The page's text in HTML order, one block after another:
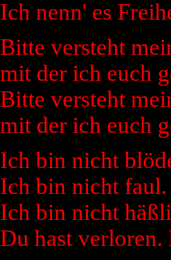
Ich nenn' es
Bitte versteht
mit der ich euch
Bitte versteht
mit der ich euch
Ich bin nicht
Ich bin nicht
Ich bin nicht
Du hast